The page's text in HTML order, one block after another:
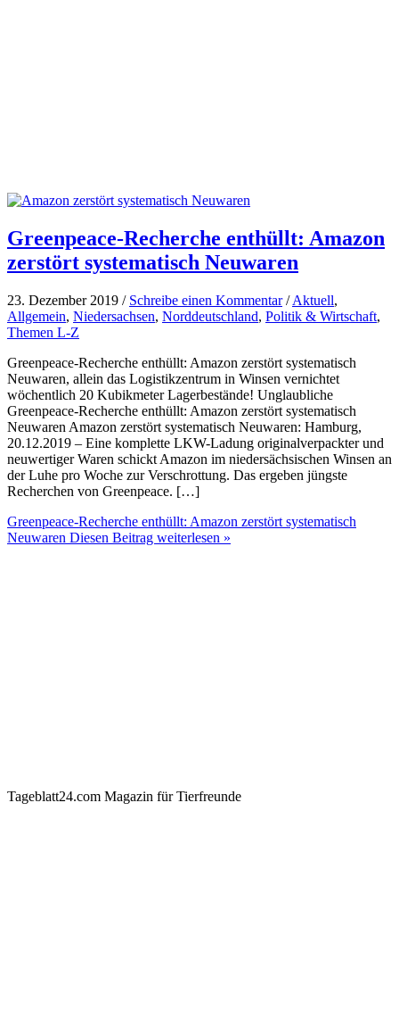
Greenpeace-Recherche enthüllt: Amazon
zerstört systematisch Neuwaren
23. Dezember 2019 / Schreibe einen Kommentar /Aktuell,
Allgemein, Niedersachsen, Norddeutschland, Politik & Wirtschaft,
Themen L-Z
Greenpeace-Recherche enthüllt: Amazon zerstört systematisch
Neuwaren, allein das Logistikzentrum in Winsen vernichtet
wöchentlich 20 Kubikmeter Lagerbestände! Unglaubliche
Greenpeace-Recherche enthüllt: Amazon zerstört systematisch
Neuwaren Amazon zerstört systematisch Neuwaren: Hamburg,
20.12.2019 – Eine komplette LKW-Ladung originalverpackter und
neuwertiger Waren schickt Amazon im niedersächsischen Winsen an
der Luhe pro Woche zur Verschrottung. Das ergeben jüngste
Recherchen von Greenpeace. […]
Greenpeace-Recherche enthüllt: Amazon zerstört systematisch
Neuwaren Diesen Beitrag weiterlesen »
Tageblatt24.com Magazin für Tierfreunde